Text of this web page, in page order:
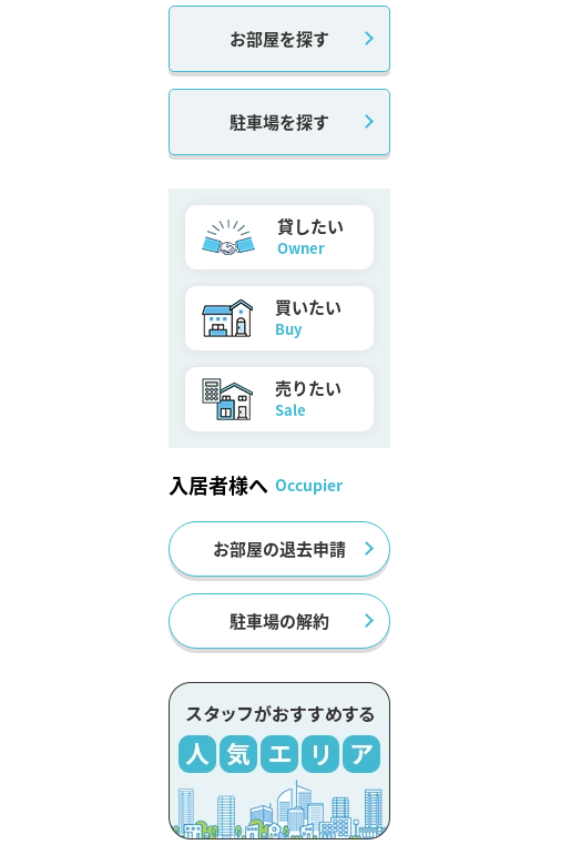
お部屋を探す
駐車場を探す
貸したい
Owner
買いたい
Buy
売りたい
Sale
入居者様へ Occupier
お部屋の退去申請
駐車場の解約